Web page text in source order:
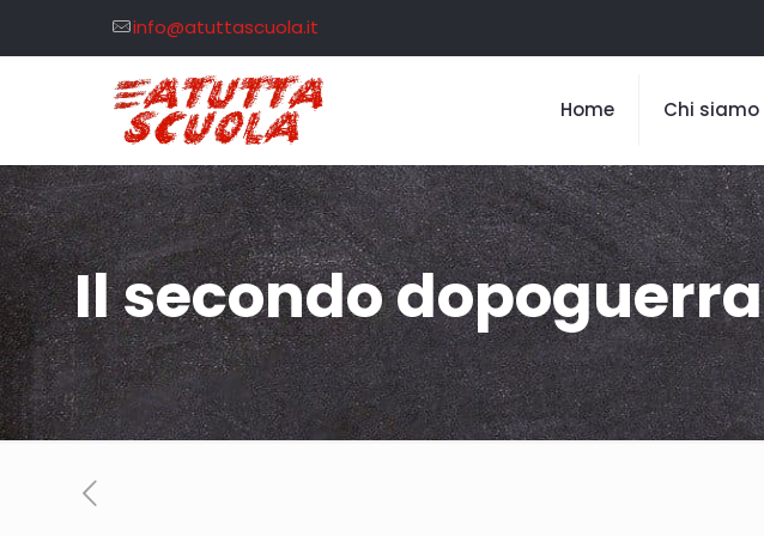
info@atuttascuola.it
Home Chi siamo
Il secondo dopoguerra